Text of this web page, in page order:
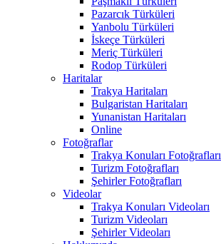
Pazarcık Türküleri
Yanbolu Türküleri
İskeçe Türküleri
Meriç Türküleri
Rodop Türküleri
Haritalar
Trakya Haritaları
Bulgaristan Haritaları
Yunanistan Haritaları
Online
Fotoğraflar
Trakya Konuları Fotoğrafları
Turizm Fotoğrafları
Şehirler Fotoğrafları
Videolar
Trakya Konuları Videoları
Turizm Videoları
Şehirler Videoları